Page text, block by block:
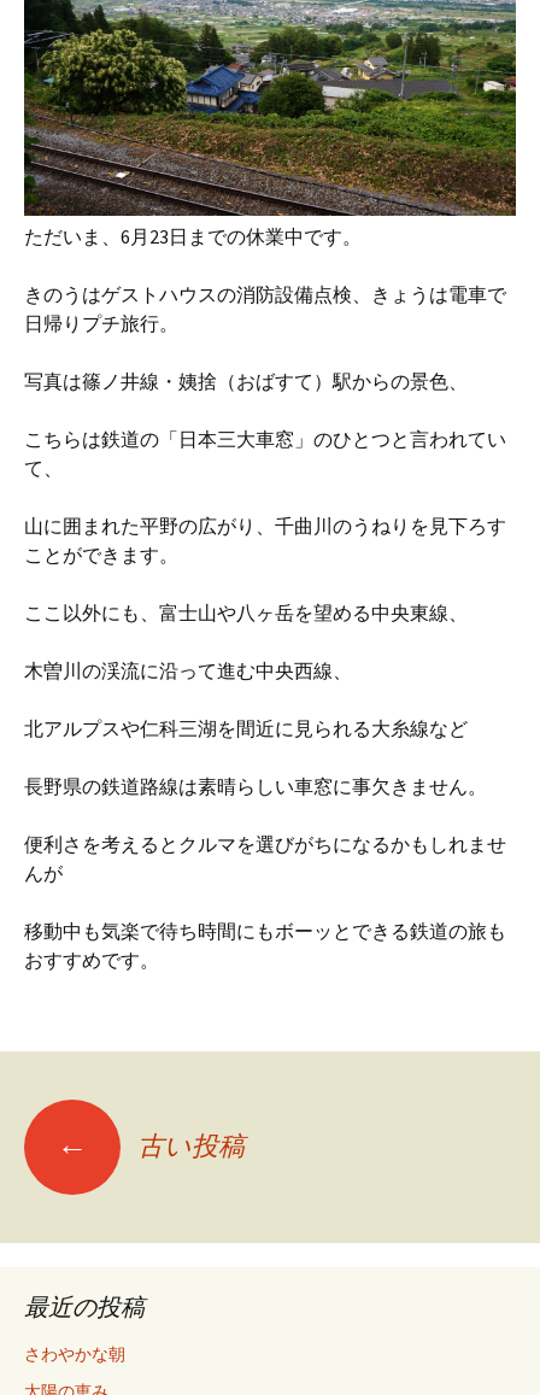
ただいま、6月23日までの休業中です。
きのうはゲストハウスの消防設備点検、きょうは電車で
日帰りプチ旅行。
写真は篠ノ井線・姨捨（おばすて）駅からの景色、
こちらは鉄道の「日本三大車窓」のひとつと言われてい
て、
山に囲まれた平野の広がり、千曲川のうねりを見下ろす
ことができます。
ここ以外にも、富士山や八ヶ岳を望める中央東線、
木曽川の渓流に沿って進む中央西線、
北アルプスや仁科三湖を間近に見られる大糸線など
長野県の鉄道路線は素晴らしい車窓に事欠きません。
便利さを考えるとクルマを選びがちになるかもしれませ
んが
移動中も気楽で待ち時間にもボーッとできる鉄道の旅も
おすすめです。
投稿ナビゲーション
← 古い投稿
最近の投稿
さわやかな朝